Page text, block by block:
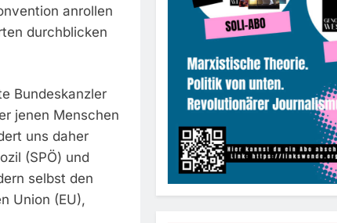
anrollen
durchblicken
Bundeskanzler
jenen Menschen
uns daher
(SPÖ) und
selbst den
Union (EU),